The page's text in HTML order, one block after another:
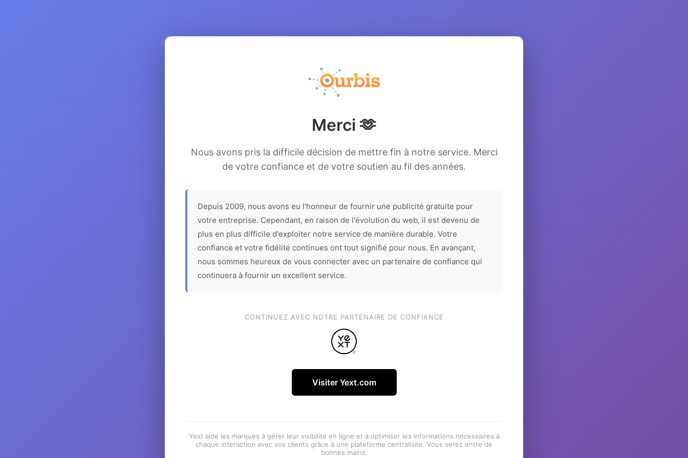
Merci 🫶
Nous avons pris la difficile décision de mettre fin à notre service. Merci
de votre confiance et de votre soutien au fil des années.
Depuis 2009, nous avons eu l'honneur de fournir une publicité gratuite pour
votre entreprise. Cependant, en raison de l'évolution du web, il est devenu de
plus en plus difficile d'exploiter notre service de manière durable. Votre
confiance et votre fidélité continues ont tout signifié pour nous. En avançant,
nous sommes heureux de vous connecter avec un partenaire de confiance qui
continuera à fournir un excellent service.
CONTINUEZ AVEC NOTRE PARTENAIRE DE CONFIANCE
Visiter Yext.com
Yext aide les marques à gérer leur visibilité en ligne et à optimiser les informations nécessaires à
chaque interaction avec vos clients grâce à une plateforme centralisée. Vous serez entre de
bonnes mains.